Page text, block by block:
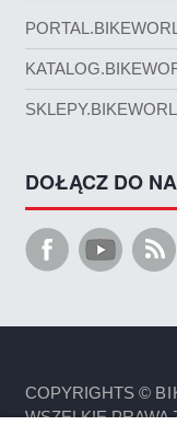
DOŁĄCZ DO
COPYRIGHTS ©
WSZELKIE